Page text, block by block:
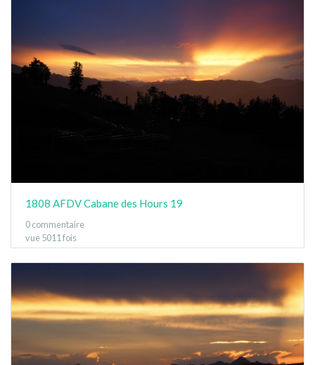
1808 AFDV Cabane des Hours 19
0 commentaire
vue 5011 fois